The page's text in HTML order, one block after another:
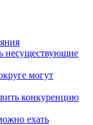
несуществующие
могут
конкуренцию
ехать